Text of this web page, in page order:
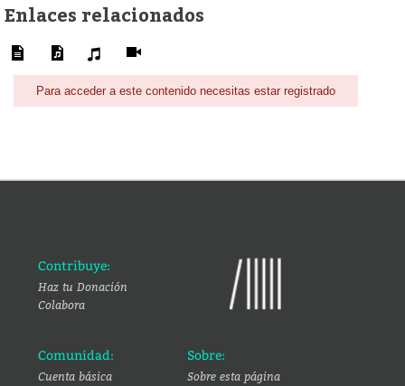
Enlaces relacionados
Para acceder a este contenido necesitas estar registrado
Contribuye:
Haz tu Donación
Colabora
Comunidad:
Cuenta básica
Sobre:
Sobre esta página